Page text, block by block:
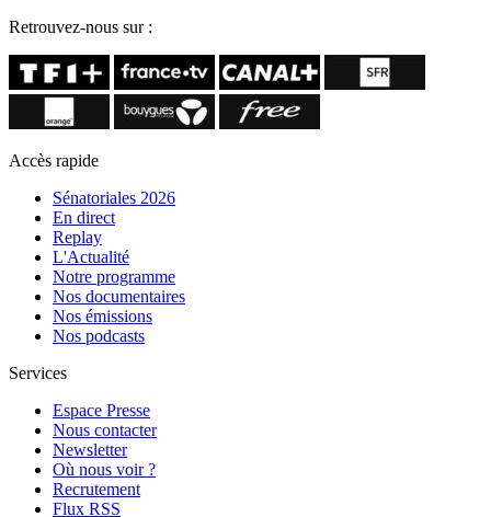
Retrouvez-nous sur :
Accès rapide
Sénatoriales 2026
En direct
Replay
L'Actualité
Notre programme
Nos documentaires
Nos émissions
Nos podcasts
Services
Espace Presse
Nous contacter
Newsletter
Où nous voir ?
Recrutement
Flux RSS